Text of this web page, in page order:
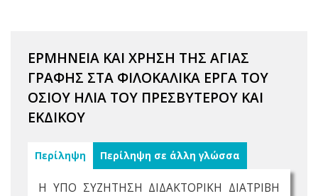
ΕΡΜΗΝΕΙΑ ΚΑΙ ΧΡΗΣΗ ΤΗΣ ΑΓΙΑΣ
ΓΡΑΦΗΣ ΣΤΑ ΦΙΛΟΚΑΛΙΚΑ ΕΡΓΑ ΤΟΥ
ΟΣΙΟΥ ΗΛΙΑ ΤΟΥ ΠΡΕΣΒΥΤΕΡΟΥ ΚΑΙ
ΕΚΔΙΚΟΥ
Περίληψη Περίληψη σε άλλη γλώσσα
Η ΥΠΟ ΣΥΖΗΤΗΣΗ ΔΙΔΑΚΤΟΡΙΚΗ ΔΙΑΤΡΙΒΗ